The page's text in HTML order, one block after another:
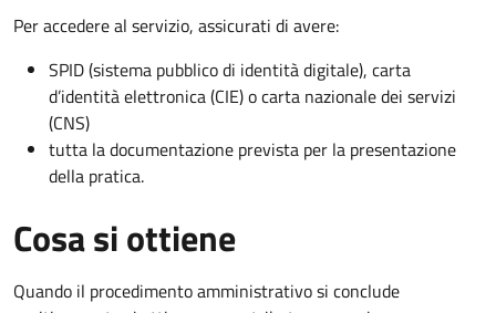
Per accedere al servizio, assicurati di avere:
SPID (sistema pubblico di identità digitale), carta
d’identità elettronica (CIE) o carta nazionale dei servizi
(CNS)
tutta la documentazione prevista per la presentazione
della pratica.
Cosa si ottiene
Quando il procedimento amministrativo si conclude